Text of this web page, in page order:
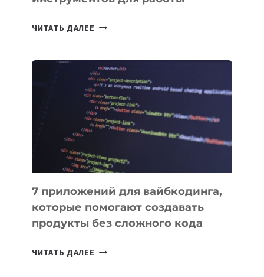
ЧИТАТЬ ДАЛЕЕ ТАСК-
ПОЛЕЗНЫХ
ИНСТРУМЕНТОВ
ДЛЯ
РАБОТЫ
7 приложений для вайбкодинга,
которые помогают создавать
продукты без сложного кода
ЧИТАТЬ ДАЛЕЕ